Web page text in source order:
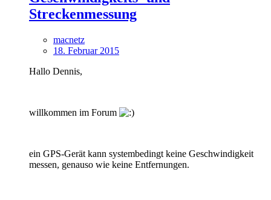
Streckenmessung
macnetz
18. Februar 2015
Hallo Dennis,
willkommen im Forum
ein GPS-Gerät kann systembedingt keine Geschwindigkeit
messen, genauso wie keine Entfernungen.